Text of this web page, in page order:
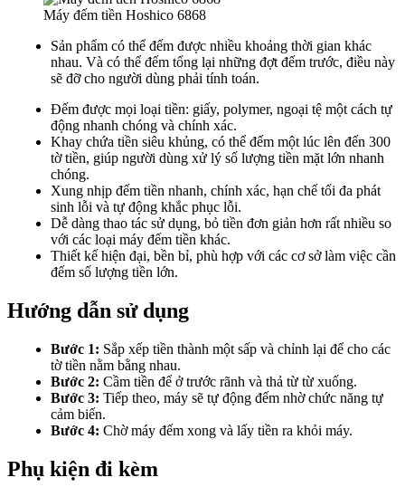
Máy đếm tiền Hoshico 6868
Sản phẩm có thể đếm được nhiều khoảng thời gian khác
nhau. Và có thể đếm tổng lại những đợt đếm trước, điều này
sẽ đỡ cho người dùng phải tính toán.
Đếm được mọi loại tiền: giấy, polymer, ngoại tệ một cách tự
động nhanh chóng và chính xác.
Khay chứa tiền siêu khủng, có thể đếm một lúc lên đến 300
tờ tiền, giúp người dùng xử lý số lượng tiền mặt lớn nhanh
chóng.
Xung nhịp đếm tiền nhanh, chính xác, hạn chế tối đa phát
sinh lỗi và tự động khắc phục lỗi.
Dễ dàng thao tác sử dụng, bỏ tiền đơn giản hơn rất nhiều so
với các loại máy đếm tiền khác.
Thiết kế hiện đại, bền bỉ, phù hợp với các cơ sở làm việc cần
đếm số lượng tiền lớn.
Hướng dẫn sử dụng
Bước 1: Sắp xếp tiền thành một sấp và chỉnh lại để cho các
tờ tiền nằm bằng nhau.
Bước 2: Cầm tiền để ở trước rãnh và thả từ từ xuống.
Bước 3: Tiếp theo, máy sẽ tự động đếm nhờ chức năng tự
cảm biến.
Bước 4: Chờ máy đếm xong và lấy tiền ra khỏi máy.
Phụ kiện đi kèm